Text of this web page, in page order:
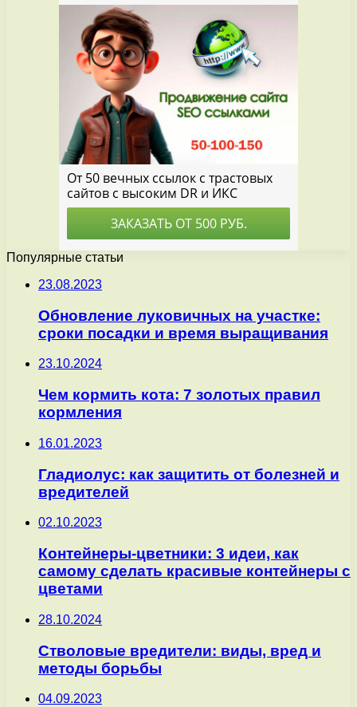
Популярные статьи
23.08.2023
Обновление луковичных на участке:
сроки посадки и время выращивания
23.10.2024
Чем кормить кота: 7 золотых правил
кормления
16.01.2023
Гладиолус: как защитить от болезней и
вредителей
02.10.2023
Контейнеры-цветники: 3 идеи, как
самому сделать красивые контейнеры с
цветами
28.10.2024
Стволовые вредители: виды, вред и
методы борьбы
04.09.2023